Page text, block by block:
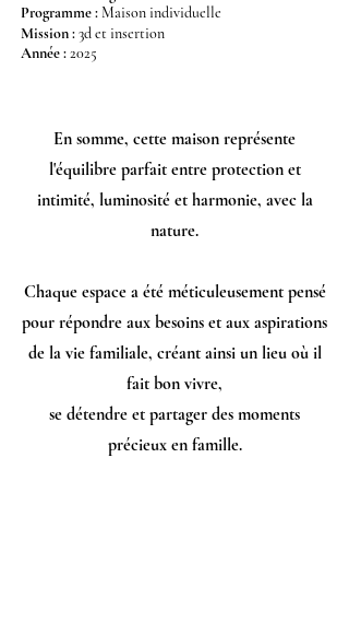
Programme:Maison individuelle
Mission:3d et insertion
Année:2025
En somme, cette maison représente
l'équilibre parfait entre protection et
intimité, luminosité et harmonie, avec la
nature.
Chaque espace a été méticuleusement pensé
pour répondre aux besoins et aux aspirations
de la vie familiale, créant ainsi un lieu où il
fait bon vivre,
se détendre et partager des moments
précieux en famille.